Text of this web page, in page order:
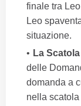
finale tra
Leo
situazione.
La
delle
domanda a
nella